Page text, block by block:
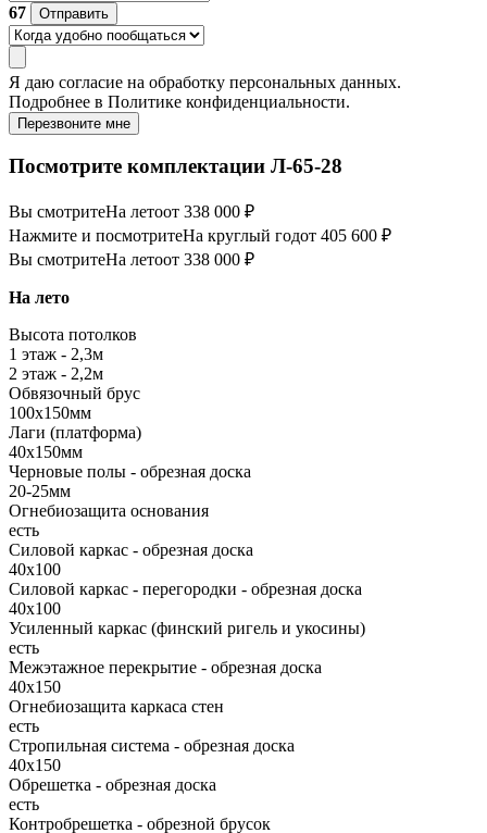
67
Отправить
Я даю согласие на обработку персональных данных.
Подробнее в Политике конфиденциальности.
Перезвоните мне
Посмотрите комплектации Л-65-28
Вы смотритеНа летоот 338 000 ₽
Нажмите и посмотритеНа круглый годот 405 600 ₽
Вы смотритеНа летоот 338 000 ₽
На лето
Высота потолков
1 этаж - 2,3м
2 этаж - 2,2м
Обвязочный брус
100х150мм
Лаги (платформа)
40х150мм
Черновые полы - обрезная доска
20-25мм
Огнебиозащита основания
есть
Силовой каркас - обрезная доска
40х100
Силовой каркас - перегородки - обрезная доска
40х100
Усиленный каркас (финский ригель и укосины)
есть
Межэтажное перекрытие - обрезная доска
40х150
Огнебиозащита каркаса стен
есть
Стропильная система - обрезная доска
40х150
Обрешетка - обрезная доска
есть
Контробрешетка - обрезной брусок